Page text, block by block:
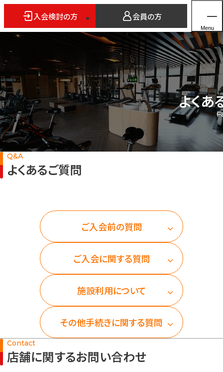
入会検討の方 会員の方
Menu
ホーム
店舗検索
5つのスタイル
3FITとは
よくあるご質問
法人会員のご案内
入会検討の方
公式SNSアカウント
よくあ
Q&A
よくあるご質問
ご入会前の質問
ご入会に関する質問
施設利用について
その他手続きに関する質問
Contact
店舗に関するお問い合わせ